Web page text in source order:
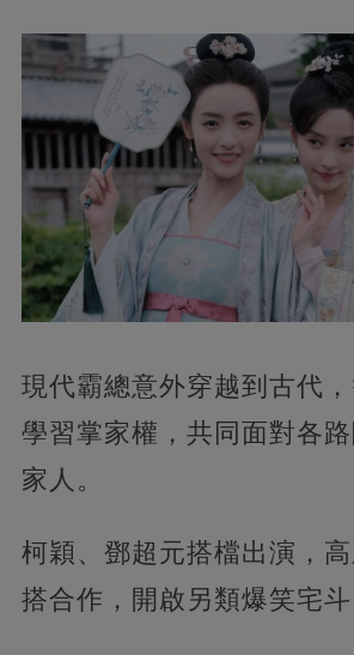
現代霸總意外穿越到古代，
學習掌家權，共同面對各
家人。
柯穎、鄧超元搭檔出演，
搭合作，開啟另類爆笑宅斗